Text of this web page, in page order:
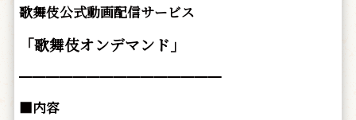
歌舞伎公式動画配信サービス
「歌舞伎オンデマンド」
━━━━━━━━━━━━━━━
■内容